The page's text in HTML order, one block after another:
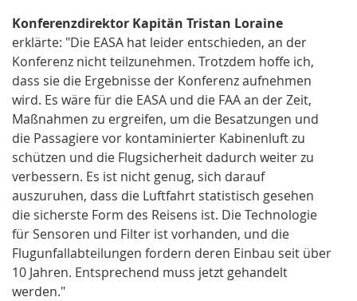
Konferenzdirektor Kapitän Tristan Loraine
erklärte: "Die EASA hat leider entschieden, an der
Konferenz nicht teilzunehmen. Trotzdem hoffe ich,
dass sie die Ergebnisse der Konferenz aufnehmen
wird. Es wäre für die EASA und die FAA an der Zeit,
Maßnahmen zu ergreifen, um die Besatzungen und
die Passagiere vor kontaminierter Kabinenluft zu
schützen und die Flugsicherheit dadurch weiter zu
verbessern. Es ist nicht genug, sich darauf
auszuruhen, dass die Luftfahrt statistisch gesehen
die sicherste Form des Reisens ist. Die Technologie
für Sensoren und Filter ist vorhanden, und die
Flugunfallabteilungen fordern deren Einbau seit über
10 Jahren. Entsprechend muss jetzt gehandelt
werden."